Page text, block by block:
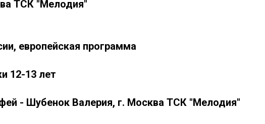
ТСК "Мелодия"
европейская программа
12-13 лет
- Шубенок Валерия, г. Москва ТСК "Мелодия"